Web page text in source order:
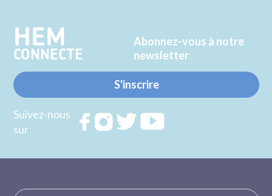
HEM
CONNECTE
Abonnez-vous à notre
newsletter
S'inscrire
Suivez-nous
sur
RejoignezRejoignezRejoignez